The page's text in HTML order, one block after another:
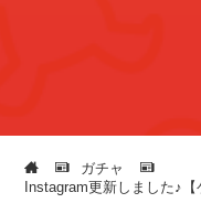
ガチャ
Instagram更新しました♪